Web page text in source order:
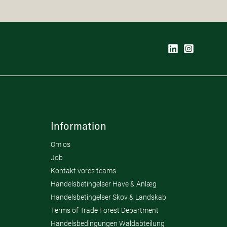
Information
Om os
Job
Kontakt vores teams
Handelsbetingelser Have & Anlæg
Handelsbetingelser Skov & Landskab
Terms of Trade Forest Department
Handelsbedingungen Waldabteilung